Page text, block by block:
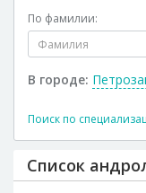
По фамилии:
В городе:
Поиск по
Список